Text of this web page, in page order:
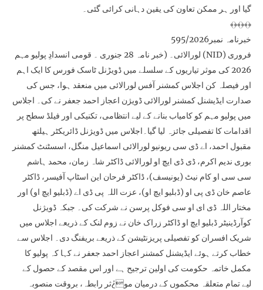
گیا اور ہر ممکن تعاون کی یقین دہانی کرائی گئی۔
﴾﴿﴾﴿﴾﴿
خبرنامہ نمبر595/2026
لورالائی۔ (خبر نامہ 28 جنوری ۔ قومی انسدادِ پولیو مہم (NID) فروری
2026 کی موثر تیاریوں کے سلسلے میں ڈویڑنل ٹاسک فورس کا ایک اہم
اور فیصلہ کن اجلاس کمشنر آفس لورالائی میں منعقد ہوا، جس کی
صدارت ایڈیشنل کمشنر لورالائی ڈویژن اعجاز احمد جعفر نے کی۔ اجلاس
میں پولیو مہم کو کامیاب بنانے کے لیے انتظامی، تکنیکی اور فیلڈ سطح پر
اقدامات کا تفصیلی جائزہ لیا گیا۔اجلاس میں ڈویژنل ڈائریکٹر ہیلتھ
مقبول احمد، اے ڈی سی ریونیو لورالائی اسماعیل منگل، اسسٹنٹ کمشنر
بوری ندیم اکرم، ڈی ڈی ایچ او لورالائی ڈاکٹر شاہ زمان، محمد ہاشم
سی سی او کام نیٹ (یونیسف)، ڈاکٹر فرحان این اسٹاپ آفیسر، ڈاکٹر
عاصم خان ڈی پی او (ڈبلیو ایچ او)، عزت اللہ پی ڈی اے (ڈبلیو ایچ او) اور
مختار اللہ ڈی ای او سی فوکل پرسن نے شرکت کی۔ جبکہ ڈویژنل
کوآرڈینیٹر ڈبلیو ایچ او ڈاکٹر زراک خان نے زوم لنک کے ذریعے اجلاس میں
شریک افسران کو تفصیلی پریزنٹیشن کے ذریعے بریفنگ دی۔ اجلاس سے
خطاب کرتے ہوئے ایڈیشنل کمشنر اعجاز احمد جعفر نے کہا کہ پولیو کا
مکمل خاتمہ حکومت کی اولین ترجیح ہے اور اس مقصد کے حصول کے
لیے تمام متعلقہ محکموں کے درمیان مو¿ثر رابطہ، بروقت منصوبہ